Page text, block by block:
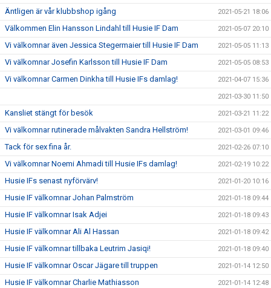
Äntligen är vår klubbshop igång 2021-05-21 18:06
Välkommen Elin Hansson Lindahl till Husie IF Dam 2021-05-07 20:10
Vi välkomnar även Jessica Stegermaier till Husie IF Dam 2021-05-05 11:13
Vi välkomnar Josefin Karlsson till Husie IF Dam 2021-05-05 08:53
Vi välkomnar Carmen Dinkha till Husie IFs damlag! 2021-04-07 15:36
2021-03-30 11:50
Kansliet stängt för besök 2021-03-21 11:22
Vi välkomnar rutinerade målvakten Sandra Hellström! 2021-03-01 09:46
Tack för sex fina år. 2021-02-26 07:10
Vi välkomnar Noemi Ahmadi till Husie IFs damlag! 2021-02-19 10:22
Husie IFs senast nyförvärv! 2021-01-20 10:16
Husie IF välkomnar Johan Palmström 2021-01-18 09:44
Husie IF välkomnar Isak Adjei 2021-01-18 09:43
Husie IF välkomnar Ali Al Hassan 2021-01-18 09:42
Husie IF välkomnar tillbaka Leutrim Jasiqi! 2021-01-18 09:40
Husie IF välkomnar Oscar Jägare till truppen 2021-01-14 12:50
Husie IF välkomnar Charlie Mathiasson 2021-01-14 12:48